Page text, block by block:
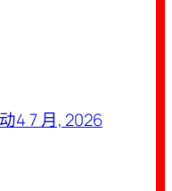
4 7 月, 2026